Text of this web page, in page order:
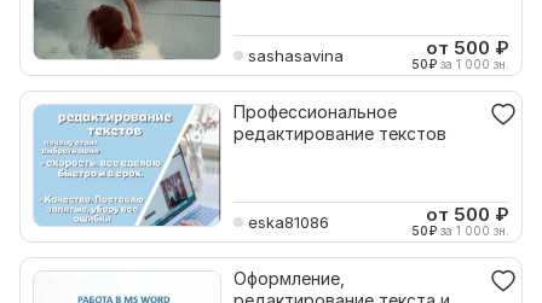
sashasavina от 500 ₽
50₽ за 1 000 зн.
Профессиональное
редактирование текстов
eska81086 от 500 ₽
50₽ за 1 000 зн.
Оформление,